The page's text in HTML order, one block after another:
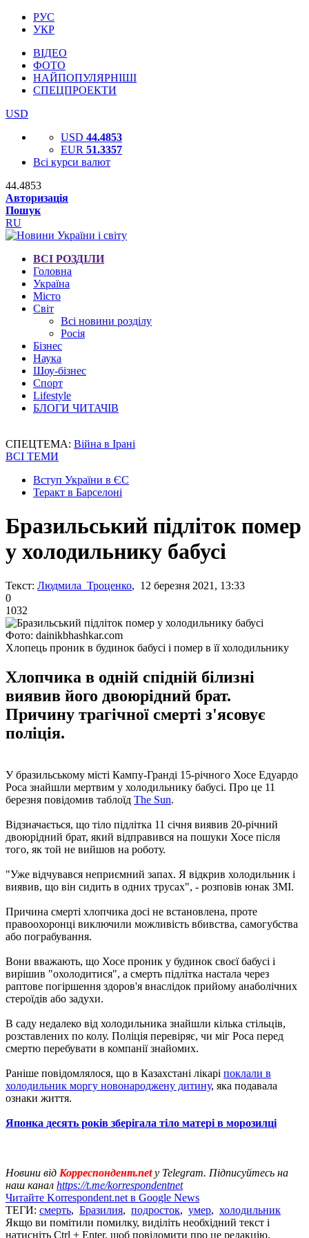
РУС
УКР
ВІДЕО
ФОТО
НАЙПОПУЛЯРНІШІ
СПЕЦПРОЕКТИ
USD
USD 44.4853
EUR 51.3357
Всі курси валют
44.4853
Авторизація
Пошук
RU
ВСІ РОЗДІЛИ
Головна
Україна
Місто
Світ
Всі новини розділу
Росія
Бізнес
Наука
Шоу-бізнес
Спорт
Lifestyle
БЛОГИ ЧИТАЧІВ
СПЕЦТЕМА: Війна в Ірані
ВСІ ТЕМИ
Вступ України в ЄС
Теракт в Барселоні
Бразильський підліток помер
у холодильнику бабусі
Текст: Людмила Троценко, 12 березня 2021, 13:33
0
1032
Фото: dainikbhashkar.com
Хлопець проник в будинок бабусі і помер в її холодильнику
Хлопчика в одній спідній білизні
виявив його двоюрідний брат.
Причину трагічної смерті з'ясовує
поліція.
У бразильському місті Кампу-Гранді 15-річного Хосе Едуардо
Роса знайшли мертвим у холодильнику бабусі. Про це 11
березня повідомив таблоїд The Sun.
Відзначається, що тіло підлітка 11 січня виявив 20-річний
двоюрідний брат, який відправився на пошуки Хосе після
того, як той не вийшов на роботу.
"Уже відчувався неприємний запах. Я відкрив холодильник і
виявив, що він сидить в одних трусах", - розповів юнак ЗМІ.
Причина смерті хлопчика досі не встановлена, проте
правоохоронці виключили можливість вбивства, самогубства
або пограбування.
Вони вважають, що Хосе проник у будинок своєї бабусі і
вирішив "охолодитися", а смерть підлітка настала через
раптове погіршення здоров'я внаслідок прийому анаболічних
стероїдів або задухи.
В саду недалеко від холодильника знайшли кілька стільців,
розставлених по колу. Поліція перевіряє, чи міг Роса перед
смертю перебувати в компанії знайомих.
Раніше повідомлялося, що в Казахстані лікарі поклали в
холодильник моргу новонароджену дитину, яка подавала
ознаки життя.
Японка десять років зберігала тіло матері в морозилці
Новини від Корреспондент.netу Telegram. Підписуйтесь на
наш канал https://t.me/korrespondentnet
Читайте Korrespondent.net в Google News
ТЕГИ: смерть, Бразилия, подросток, умер, холодильник
Якщо ви помітили помилку, виділіть необхідний текст і
натисніть Ctrl + Enter, щоб повідомити про це редакцію.